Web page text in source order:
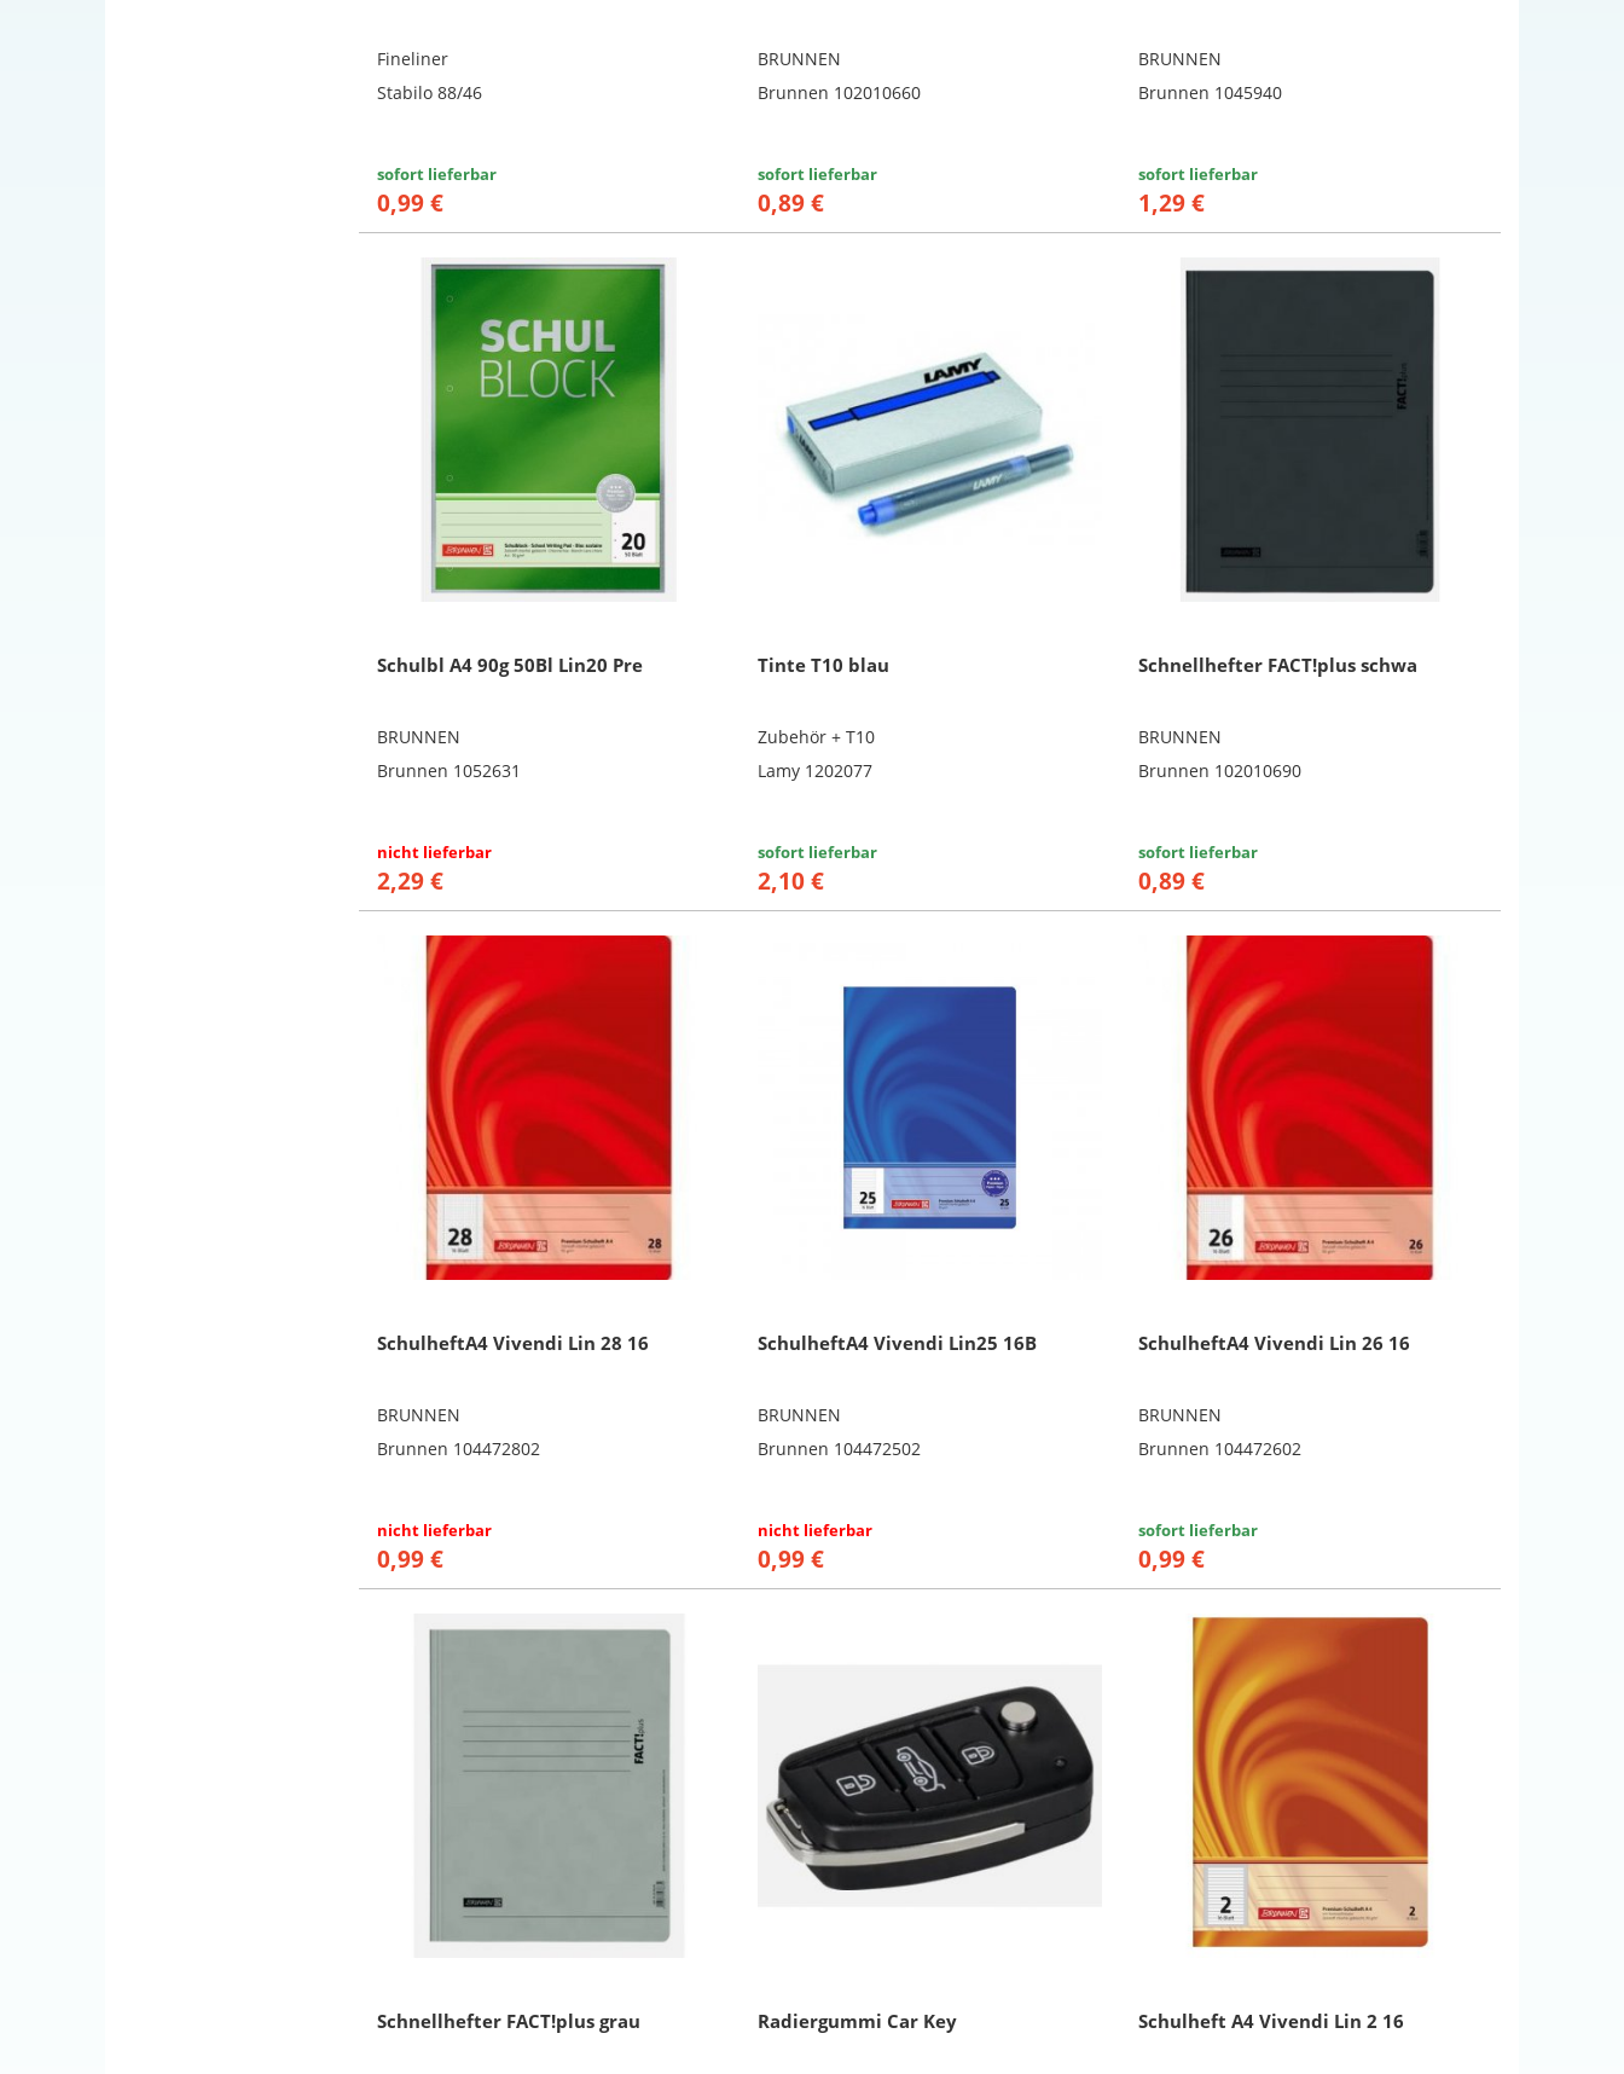
Fineliner
Stabilo 88/46
sofort lieferbar
0,99 €
BRUNNEN
Brunnen 102010660
sofort lieferbar
0,89 €
BRUNNEN
Brunnen 1045940
sofort lieferbar
1,29 €
Schulbl A4 90g 50Bl Lin20 Pre
BRUNNEN
Brunnen 1052631
nicht lieferbar
2,29 €
Tinte T10 blau
Zubehör + T10
Lamy 1202077
sofort lieferbar
2,10 €
Schnellhefter FACT!plus schwa
BRUNNEN
Brunnen 102010690
sofort lieferbar
0,89 €
SchulheftA4 Vivendi Lin 28 16
BRUNNEN
Brunnen 104472802
nicht lieferbar
0,99 €
SchulheftA4 Vivendi Lin25 16B
BRUNNEN
Brunnen 104472502
nicht lieferbar
0,99 €
SchulheftA4 Vivendi Lin 26 16
BRUNNEN
Brunnen 104472602
sofort lieferbar
0,99 €
Schnellhefter FACT!plus grau Radiergummi Car Key Schulheft A4 Vivendi Lin 2 16